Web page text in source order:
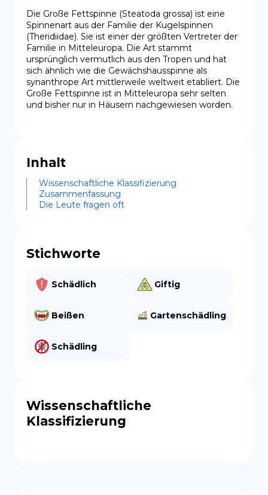
Die Große Fettspinne (Steatoda grossa) ist eine
Spinnenart aus der Familie der Kugelspinnen
(Theridiidae). Sie ist einer der größten Vertreter der
Familie in Mitteleuropa. Die Art stammt
ursprünglich vermutlich aus den Tropen und hat
sich ähnlich wie die Gewächshausspinne als
synanthrope Art mittlerweile weltweit etabliert. Die
Große Fettspinne ist in Mitteleuropa sehr selten
und bisher nur in Häusern nachgewiesen worden.
Inhalt
Wissenschaftliche Klassifizierung
Zusammenfassung
Die Leute fragen oft
Stichworte
Schädlich Giftig
Beißen Gartenschädling
Schädling
Wissenschaftliche
Klassifizierung